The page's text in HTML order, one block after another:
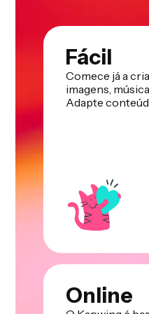
Fácil
Comece já a
imagens,
Adapte
Online